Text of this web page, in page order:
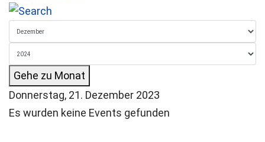
Gehe zu Monat
Donnerstag, 21. Dezember 2023
Es wurden keine Events gefunden